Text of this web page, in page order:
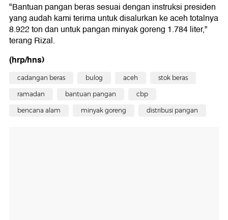
"Bantuan pangan beras sesuai dengan instruksi presiden
yang audah kami terima untuk disalurkan ke aceh totalnya
8.922 ton dan untuk pangan minyak goreng 1.784 liter,"
terang Rizal.
(hrp/hns)
cadangan beras bulog aceh stok beras
ramadan bantuan pangan cbp
bencana alam minyak goreng distribusi pangan